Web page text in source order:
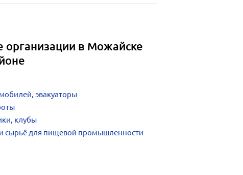
организации в Можайске
эвакуаторы
клубы
сырьё для пищевой промышленности